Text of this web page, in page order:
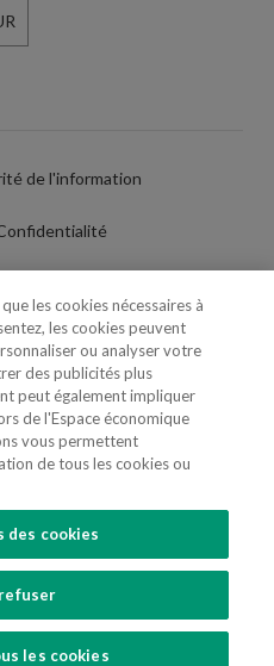
de l'information
Cookies
des cookies
du Nom/Brand
Todos os direitos reservados.
SOFTWAY
les cookies nécessaires à
les cookies peuvent
ou analyser votre
des publicités plus
peut également impliquer
de l'Espace économique
vous permettent
de tous les cookies ou
des cookies
les cookies